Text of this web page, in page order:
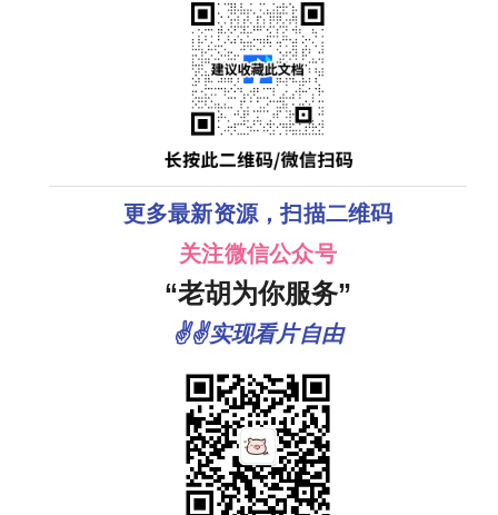
更多最新资源，扫描二维码
关注微信公众号
“老胡为你服务”
✌✌实现看片自由